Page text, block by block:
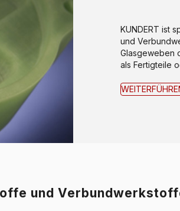
KUNDERT ist
und
Glasgeweben
als Fertigteile
und